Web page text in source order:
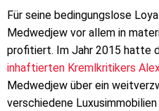
Für seine bedingungslose
Medwedjew vor allem in
profitiert. Im Jahr 2015 hatte
inhaftierten Kremlkritikers
Medwedjew über ein
verschiedene